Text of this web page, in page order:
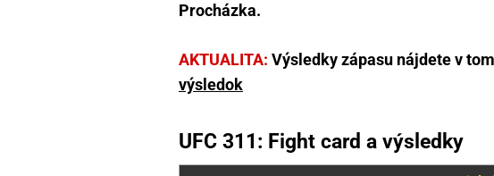
Procházka.
AKTUALITA: Výsledky zápasu nájdete v
výsledok
UFC 311: Fight card a výsledky